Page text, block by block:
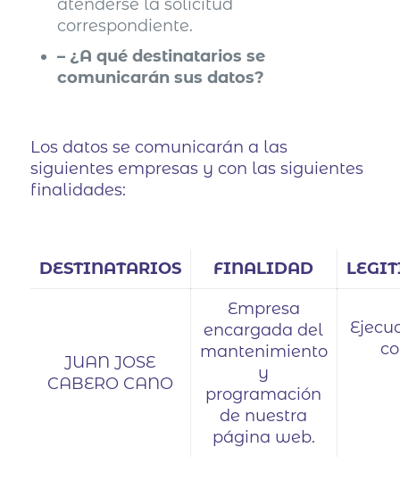
atenderse la solicitud
correspondiente.
– ¿A qué destinatarios se
comunicarán sus datos?
Los datos se comunicarán a las
siguientes empresas y con las siguientes
finalidades:
DESTINATARIOS FINALIDAD
JUAN JOSE
CABERO CANO
Empresa
encargada del
mantenimiento
y
programación
de nuestra
página web.